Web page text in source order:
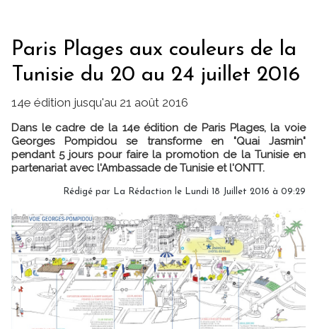
Paris Plages aux couleurs de la
Tunisie du 20 au 24 juillet 2016
14e édition jusqu'au 21 août 2016
Dans le cadre de la 14e édition de Paris Plages, la voie
Georges Pompidou se transforme en "Quai Jasmin"
pendant 5 jours pour faire la promotion de la Tunisie en
partenariat avec l'Ambassade de Tunisie et l'ONTT.
Rédigé par La Rédaction le Lundi 18 Juillet 2016 à 09:29